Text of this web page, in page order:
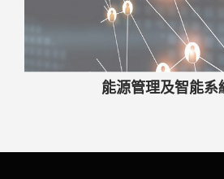
能源管理及智能系